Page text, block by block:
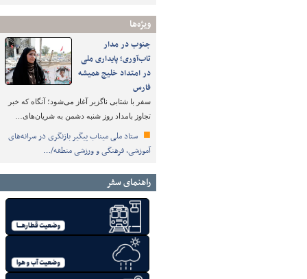
ویژه‌ها
جنوب در مدار
تاب‌آوری؛ پایداری ملی
در امتداد خلیج همیشه
فارس
سفر با شتابی ناگزیر آغاز می‌شود؛ آنگاه که خبر
تجاوز بامداد روز شنبه دشمن به شریان‌های…
ستاد ملی میناب پیگیر بازنگری در سرانه‌های
آموزشی، فرهنگی و ورزشی منطقه/…
راهنمای سفر